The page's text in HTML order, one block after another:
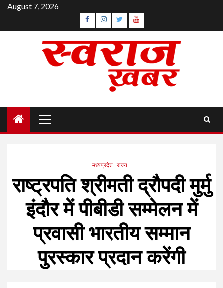
Skip
content
August 7, 2026
Facebook
Instagram
TwitterYouTube
Menu
मध्यप्रदेश राज्य
राष्ट्रपति श्रीमती द्रौपदी मुर्मु
इंदौर में पीबीडी सम्मेलन में
प्रवासी भारतीय सम्मान
पुरस्कार प्रदान करेंगी